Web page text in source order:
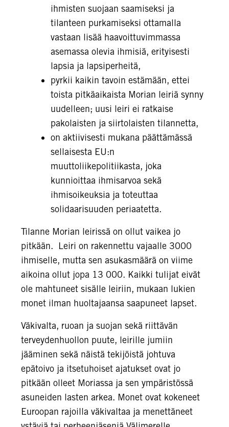
ihmisten suojaan saamiseksi ja
tilanteen purkamiseksi ottamalla
vastaan lisää haavoittuvimmassa
asemassa olevia ihmisiä, erityisesti
lapsia ja lapsiperheitä,
pyrkii kaikin tavoin estämään, ettei
toista pitkäaikaista Morian leiriä synny
uudelleen; uusi leiri ei ratkaise
pakolaisten ja siirtolaisten tilannetta,
on aktiivisesti mukana päättämässä
sellaisesta EU:n
muuttoliikepolitiikasta, joka
kunnioittaa ihmisarvoa sekä
ihmisoikeuksia ja toteuttaa
solidaarisuuden periaatetta.
Tilanne Morian leirissä on ollut vaikea jo
pitkään. Leiri on rakennettu vajaalle 3000
ihmiselle, mutta sen asukasmäärä on viime
aikoina ollut jopa 13 000. Kaikki tulijat eivät
ole mahtuneet sisälle leiriin, mukaan lukien
monet ilman huoltajaansa saapuneet lapset.
Väkivalta, ruoan ja suojan sekä riittävän
terveydenhuollon puute, leirille jumiin
jääminen sekä näistä tekijöistä johtuva
epätoivo ja itsetuhoiset ajatukset ovat jo
pitkään olleet Moriassa ja sen ympäristössä
asuneiden lasten arkea. Monet ovat kokeneet
Euroopan rajoilla väkivaltaa ja menettäneet